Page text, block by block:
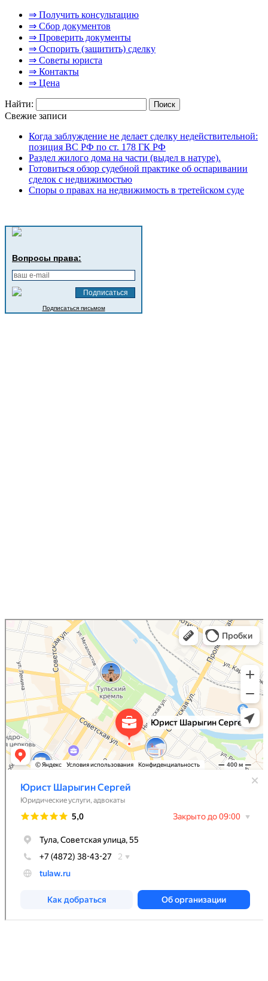
⇒ Получить консультацию
⇒ Сбор документов
⇒ Проверить документы
⇒ Оспорить (защитить) сделку
⇒ Советы юриста
⇒ Контакты
⇒ Цена
Найти:
Свежие записи
Когда заблуждение не делает сделку недействительной:
позиция ВС РФ по ст. 178 ГК РФ
Раздел жилого дома на части (выдел в натуре).
Готовиться обзор судебной практике об оспаривании
сделок с недвижимостью
Споры о правах на недвижимость в третейском суде
Вопросы права:
Подписаться письмом
Юрист Шарыгин Сергей
Юридические услуги в Туле